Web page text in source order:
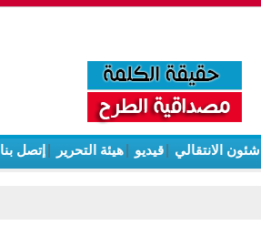
شئون الانتقالي قيديو هيئة التحرير إتصل بنا